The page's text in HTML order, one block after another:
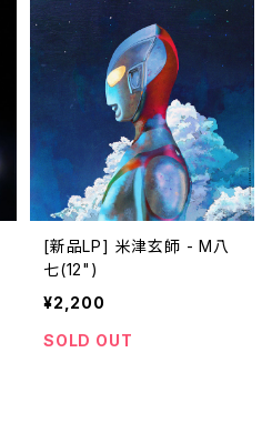
[新品LP] 米津玄師 - M八
七(12")
¥2,200
SOLD OUT